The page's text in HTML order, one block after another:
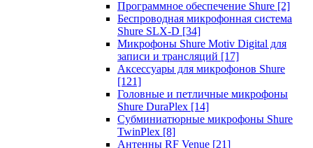
Программное обеспечение Shure [2]
Беспроводная микрофонная система
Shure SLX-D [34]
Микрофоны Shure Motiv Digital для
записи и трансляций [17]
Аксессуары для микрофонов Shure
[121]
Головные и петличные микрофоны
Shure DuraPlex [14]
Субминиатюрные микрофоны Shure
TwinPlex [8]
Антенны RF Venue [21]